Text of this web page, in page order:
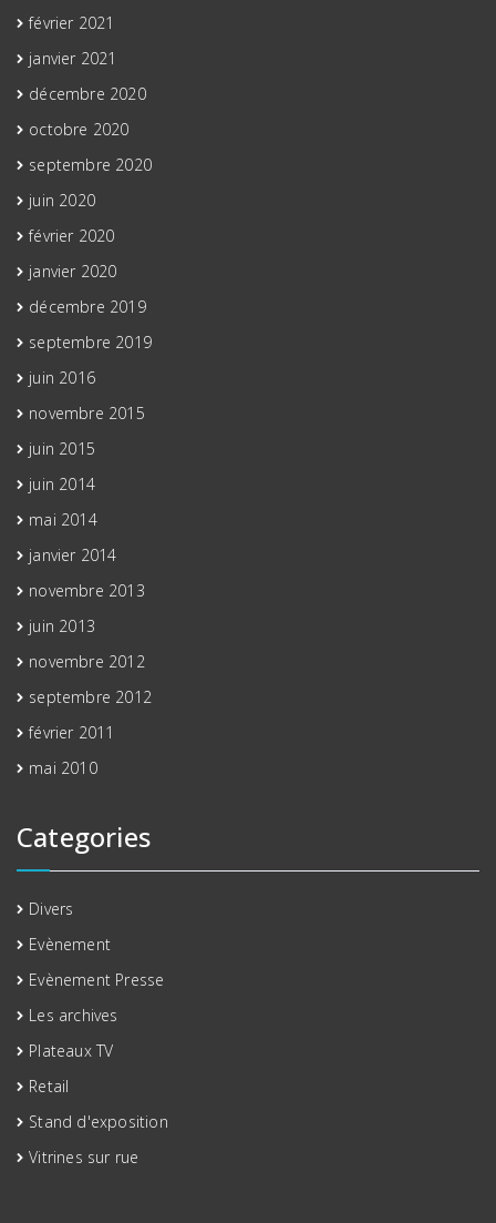
février 2021
janvier 2021
décembre 2020
octobre 2020
septembre 2020
juin 2020
février 2020
janvier 2020
décembre 2019
septembre 2019
juin 2016
novembre 2015
juin 2015
juin 2014
mai 2014
janvier 2014
novembre 2013
juin 2013
novembre 2012
septembre 2012
février 2011
mai 2010
Categories
Divers
Evènement
Evènement Presse
Les archives
Plateaux TV
Retail
Stand d'exposition
Vitrines sur rue